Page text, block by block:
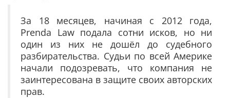
За 18 месяцев, начиная с 2012 года,
Prenda Law подала сотни исков, но ни
один из них не дошёл до судебного
разбирательства. Судьи по всей Америке
начали подозревать, что компания не
заинтересована в защите своих авторских
прав.